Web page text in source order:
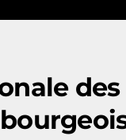
des